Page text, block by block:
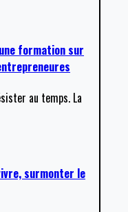
formation sur
au temps. La
surmonter le